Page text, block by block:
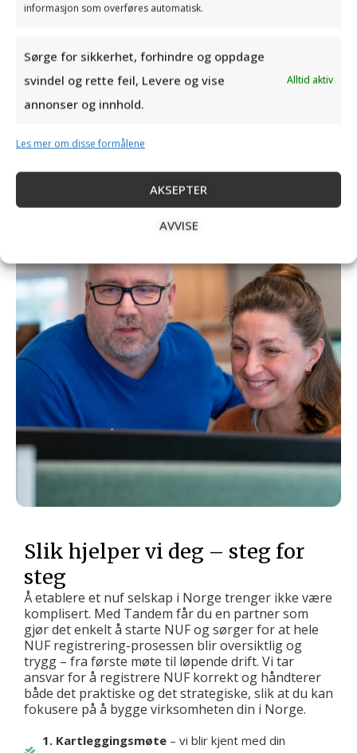
informasjon som overføres automatisk.
Sørge for sikkerhet, forhindre og oppdage
svindel og rette feil, Levere og vise
annonser og innhold.
Alltid aktiv
Les mer om disse formålene
AKSEPTER
AVVISE
vekst og kjernevirksomhet.
FÅ ET PRISTILBUD
Slik hjelper vi deg – steg for
steg
Å etablere et nuf selskap i Norge trenger ikke være
komplisert. Med Tandem får du en partner som
gjør det enkelt å starte NUF og sørger for at hele
NUF registrering-prosessen blir oversiktlig og
trygg – fra første møte til løpende drift. Vi tar
ansvar for å registrere NUF korrekt og håndterer
både det praktiske og det strategiske, slik at du kan
fokusere på å bygge virksomheten din i Norge.
1. Kartleggingsmøte– vi blir kjent med din